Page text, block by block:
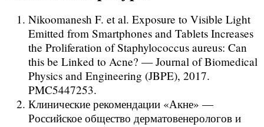
Nikoomanesh F. et al. Exposure to Visible Light
Emitted from Smartphones and Tablets Increases
the Proliferation of Staphylococcus aureus: Can
this be Linked to Acne? — Journal of Biomedical
Physics and Engineering (JBPE), 2017.
PMC5447253.
Клинические рекомендации «Акне» —
Российское общество дерматовенерологов и